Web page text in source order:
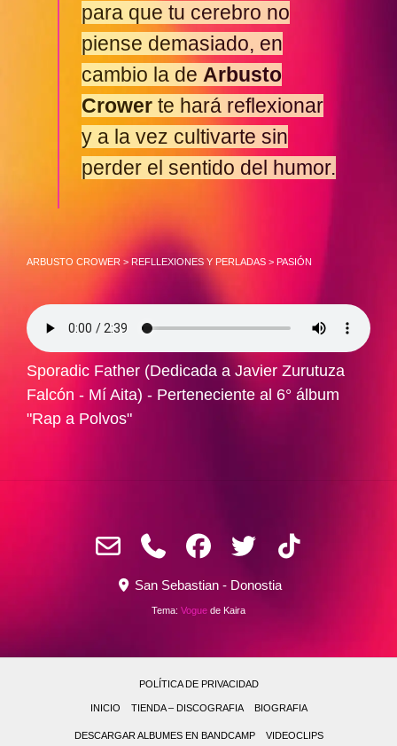
para que tu cerebro no
piense demasiado, en
cambio la deArbusto
Crower te hará reflexionar
y a la vez cultivarte sin
perder el sentido del humor.
ARBUSTO CROWER > REFLLEXIONES Y PERLADAS > PASIÓN
Sporadic Father (Dedicada a Javier Zurutuza
Falcón - Mí Aita) - Perteneciente al 6° álbum
"Rap a Polvos"
San Sebastian - Donostia
Tema: Vogue de Kaira
POLÍTICA DE PRIVACIDAD
INICIO TIENDA – DISCOGRAFIA BIOGRAFIA
DESCARGAR ALBUMES EN BANDCAMP VIDEOCLIPS